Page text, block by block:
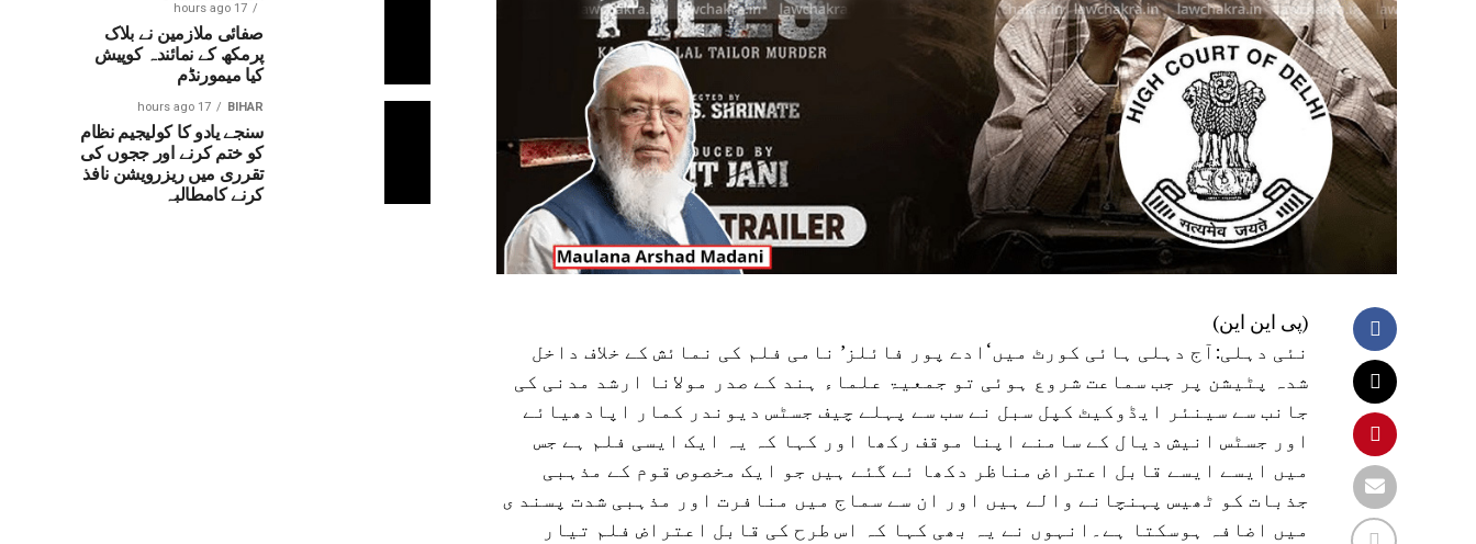
(پی این این)
نئی دہلی:آج دہلی ہائی کورٹ میں‘ادے پور فائلز’ نامی فلم کی نمائش کے خلاف داخل
شدہ پٹیشن پر جب سماعت شروع ہوئی تو جمعیۃ علماء ہند کے صدر مولانا ارشد مدنی کی
جانب سے سینئر ایڈوکیٹ کپل سبل نے سب سے پہلے چیف جسٹس دیوندر کمار اپادھیائے
اور جسٹس انیش دیال کے سامنے اپنا موقف رکھا اور کہا کہ یہ ایک ایسی فلم ہے جس
میں ایسے ایسے قابل اعتراض مناظر دکھا ئے گئے ہیں جو ایک مخصوص قوم کے مذہبی
جذبات کو ٹھیس پہنچانے والے ہیں اور ان سے سماج میں منافرت اور مذہبی شدت پسند ی
میں اضافہ ہوسکتا ہے۔انہوں نے یہ بھی کہا کہ اس طرح کی قابل اعتراض فلم تیار
17 hours ago
صفائی ملازمین نے بلاک
پرمکھ کے نمائندہ کوپیش
کیا میمورنڈم
BIHAR
17 hours ago
سنجے یادو کا کولیجیم نظام
کو ختم کرنے اور ججوں کی
تقرری میں ریزرویشن نافذ
کرنے کامطالبہ